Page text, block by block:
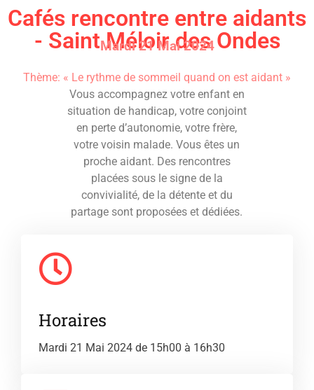
Cafés rencontre entre aidants
- Saint Méloir des Ondes
Mardi 21 Mai 2024
Thème: « Le rythme de sommeil quand on est aidant »
Vous accompagnez votre enfant en
situation de handicap, votre conjoint
en perte d’autonomie, votre frère,
votre voisin malade. Vous êtes un
proche aidant. Des rencontres
placées sous le signe de la
convivialité, de la détente et du
partage sont proposées et dédiées.
Horaires
Mardi 21 Mai 2024 de 15h00 à 16h30